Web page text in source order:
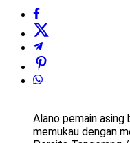
Alano pemain asing
memukau dengan